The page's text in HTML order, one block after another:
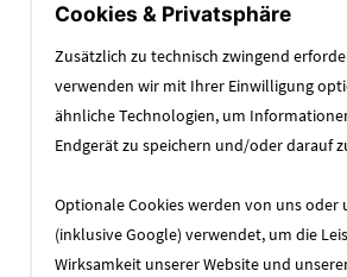
Cookies & Privatsphäre
Zusätzlich zu technisch zwingend
verwenden wir mit Ihrer Einwilligung
ähnliche Technologien, um
Endgerät zu speichern und/oder darauf
Optionale Cookies werden von uns oder
(inklusive Google) verwendet, um die
Wirksamkeit unserer Website und